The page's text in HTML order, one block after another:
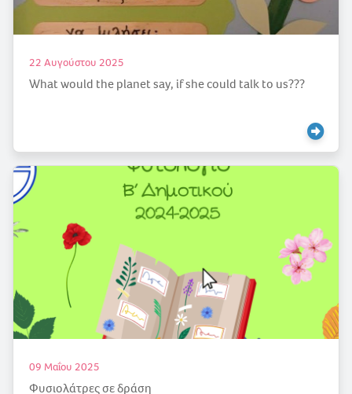
22 Αυγούστου 2025
What would the planet say, if she could talk to us???
09 Μαΐου 2025
Φυσιολάτρες σε δράση